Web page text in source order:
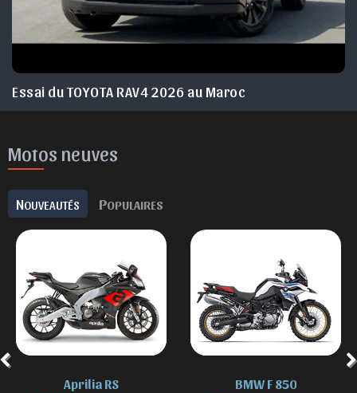
Essai du TOYOTA RAV4 2026 au Maroc
Motos neuves
NOUVEAUTÉS POPULAIRES
Aprilia RS
BMW F 850